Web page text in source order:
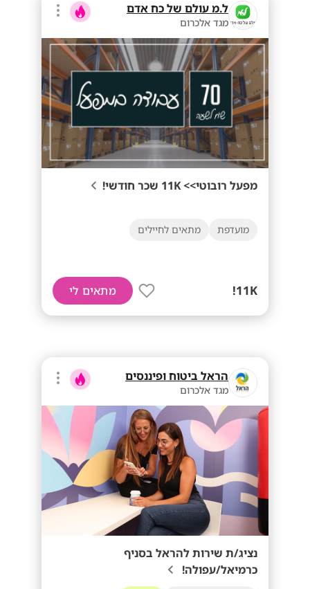
ל.מ עולם של כח אדם
מגד אלכרום
מפעל רובוטי>> 11K שכר חודשי!
מועדפת מתאים לחיילים
11K! מתאים לי
הראל ביטוח ופיננסים
מגד אלכרום
נציג/ת שירות להראל בסניף
כרמיאל/עפולה!